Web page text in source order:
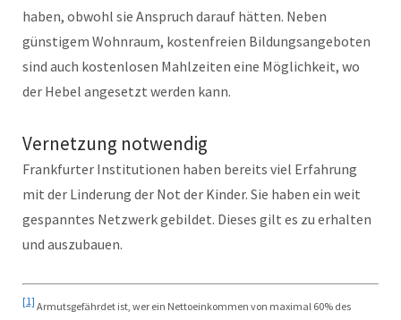
haben, obwohl sie Anspruch darauf hätten. Neben
günstigem Wohnraum, kostenfreien Bildungsangeboten
sind auch kostenlosen Mahlzeiten eine Möglichkeit, wo
der Hebel angesetzt werden kann.
Vernetzung notwendig
Frankfurter Institutionen haben bereits viel Erfahrung
mit der Linderung der Not der Kinder. Sie haben ein weit
gespanntes Netzwerk gebildet. Dieses gilt es zu erhalten
und auszubauen.
[1] Armutsgefährdet ist, wer ein Nettoeinkommen von maximal 60% des